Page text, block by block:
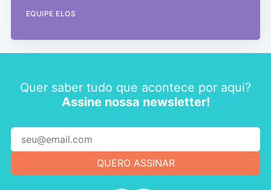
EQUIPE ELOS
Quer saber tudo que acontece por aqui?
Assine nossa newsletter!